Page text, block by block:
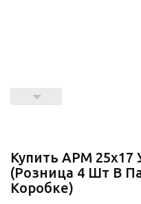
Купить APM
(розница 4 Шт В
Коробке)